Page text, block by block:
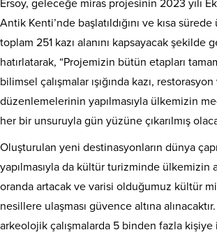
Ersoy, geleceğe miras projesinin 2023 yılı
Antik Kenti’nde başlatıldığını ve kısa
toplam 251 kazı alanını kapsayacak şekilde
hatırlatarak, “Projemizin bütün etapları
bilimsel çalışmalar ışığında kazı,
düzenlemelerinin yapılmasıyla ülkemizin
her bir unsuruyla gün yüzüne çıkarılmış
Oluşturulan yeni destinasyonların dünya
yapılmasıyla da kültür turizminde ülkemizin
oranda artacak ve varisi olduğumuz kültür
nesillere ulaşması güvence altına
arkeolojik çalışmalarda 5 binden fazla kişiye